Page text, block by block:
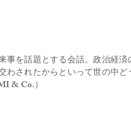
事を話題とする会話。政治経
わされたからといって世の中
& Co.）